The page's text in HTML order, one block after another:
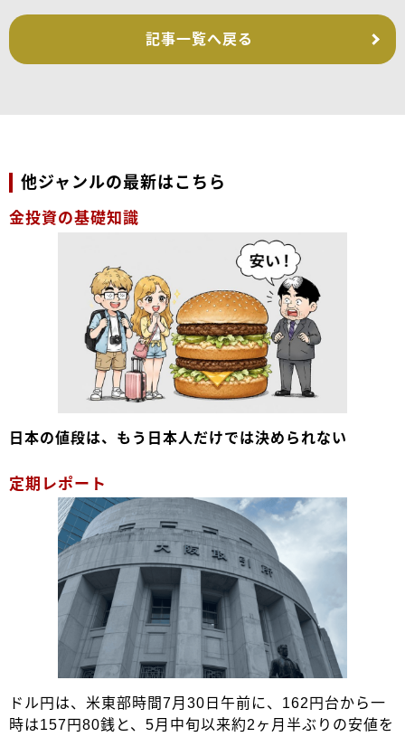
記事一覧へ戻る
他ジャンルの最新はこちら
金投資の基礎知識
日本の値段は、もう日本人だけでは決められない
定期レポート
ドル円は、米東部時間7月30日午前に、162円台から一
時は157円80銭と、5月中旬以来約2ヶ月半ぶりの安値を